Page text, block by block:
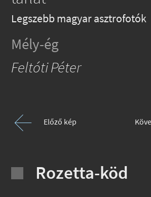
Legszebb magyar asztrofotók
Mély-ég
Feltóti Péter
Előző kép
Rozetta-köd